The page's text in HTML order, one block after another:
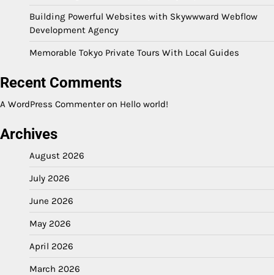
Building Powerful Websites with Skywwward Webflow
Development Agency
Memorable Tokyo Private Tours With Local Guides
Recent Comments
A WordPress Commenteron Hello world!
Archives
August 2026
July 2026
June 2026
May 2026
April 2026
March 2026